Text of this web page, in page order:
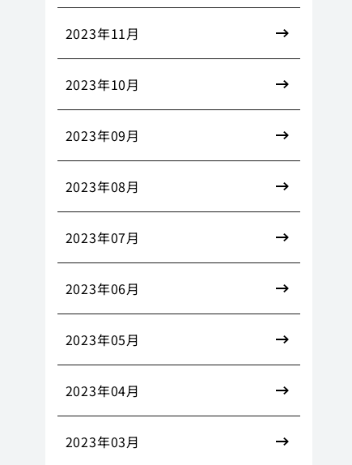
2023年11月
2023年10月
2023年09月
2023年08月
2023年07月
2023年06月
2023年05月
2023年04月
2023年03月